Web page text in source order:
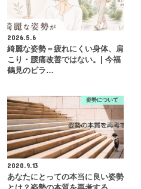
2026.5.6
綺麗な姿勢＝疲れにくい身体、肩
こり・腰痛改善ではない。| 今福
鶴見のピラ…
姿勢について
2020.9.13
あなたにとっての本当に良い姿勢